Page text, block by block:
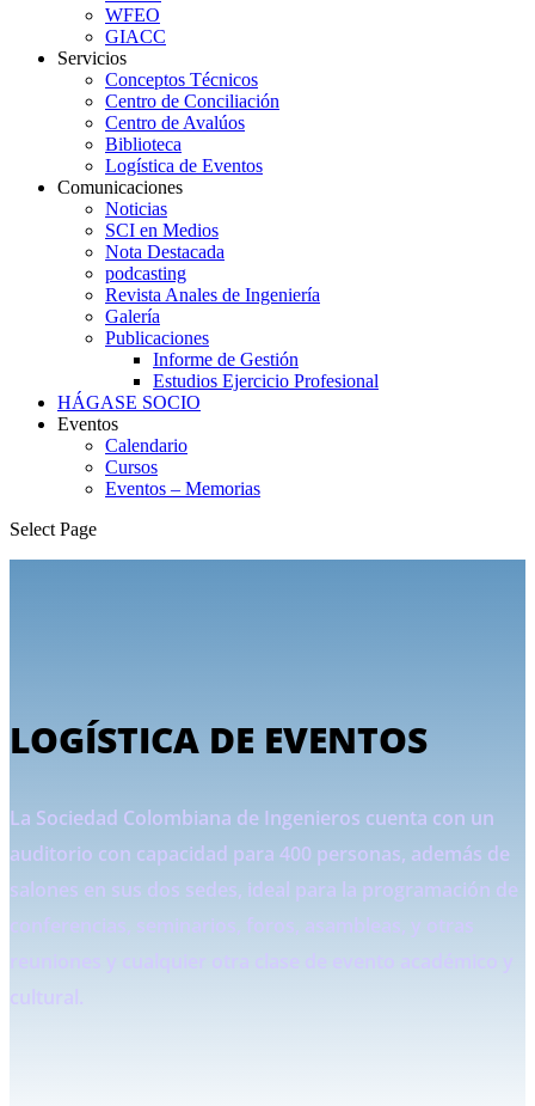
WFEO
GIACC
Servicios
Conceptos Técnicos
Centro de Conciliación
Centro de Avalúos
Biblioteca
Logística de Eventos
Comunicaciones
Noticias
SCI en Medios
Nota Destacada
podcasting
Revista Anales de Ingeniería
Galería
Publicaciones
Informe de Gestión
Estudios Ejercicio Profesional
HÁGASE SOCIO
Eventos
Calendario
Cursos
Eventos – Memorias
Select Page
LOGÍSTICA DE EVENTOS
La Sociedad Colombiana de Ingenieros cuenta con un
auditorio con capacidad para 400 personas, además de
salones en sus dos sedes, ideal para la programación de
conferencias, seminarios, foros, asambleas, y otras
cultural.